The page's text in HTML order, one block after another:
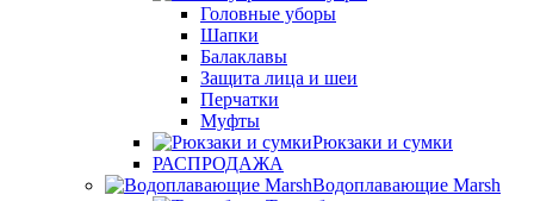
Головные уборы
Шапки
Балаклавы
Защита лица и шеи
Перчатки
Муфты
Рюкзаки и сумки
РАСПРОДАЖА
Водоплавающие Marsh